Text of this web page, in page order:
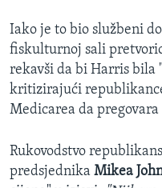
Iako je to bio službeni
fiskulturnoj sali
rekavši da bi Harris bila "
kritizirajući
Medicarea da
Rukovodstvo
predsjednika Mikea